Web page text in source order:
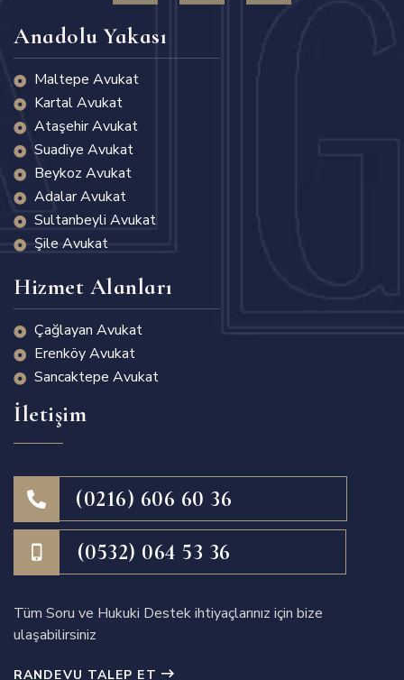
Anadolu Yakası
Maltepe Avukat
Kartal Avukat
Ataşehir Avukat
Suadiye Avukat
Beykoz Avukat
Adalar Avukat
Sultanbeyli Avukat
Şile Avukat
Hizmet Alanları
Çağlayan Avukat
Erenköy Avukat
Sancaktepe Avukat
İletişim
(0216) 606 60 36
(0532) 064 53 36
Tüm Soru ve Hukuki Destek ihtiyaçlarınız için bize
ulaşabilirsiniz
RANDEVU TALEP ET